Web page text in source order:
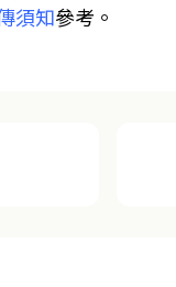
須知參考。